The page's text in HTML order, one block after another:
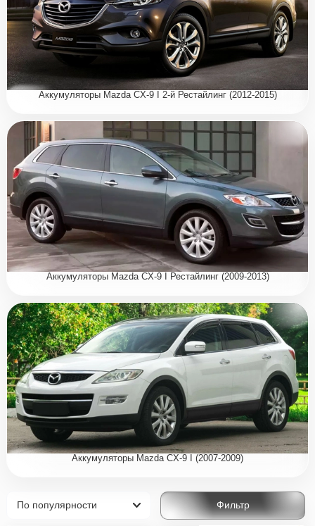
Аккумуляторы Mazda CX-9 I 2-й Рестайлинг (2012-2015)
Аккумуляторы Mazda CX-9 I Рестайлинг (2009-2013)
Аккумуляторы Mazda CX-9 I (2007-2009)
Фильтр